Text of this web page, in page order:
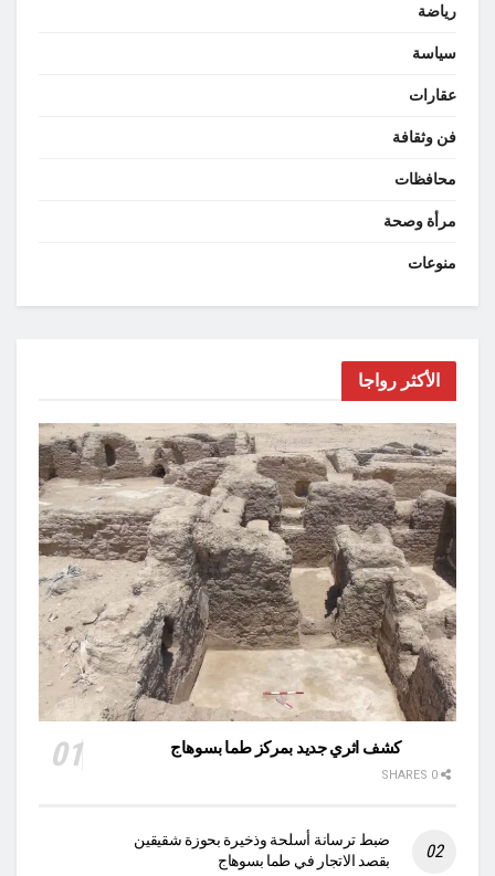
رياضة
سياسة
عقارات
فن وثقافة
محافظات
مرأة وصحة
منوعات
الأكثر رواجا
كشف اثري جديد بمركز طما بسوهاج
ضبط ترسانة أسلحة وذخيرة بحوزة شقيقين
بقصد الاتجار في طما بسوهاج